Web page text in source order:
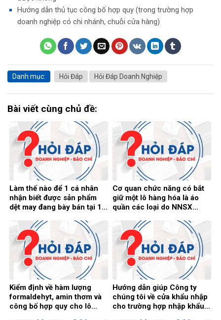
Hướng dẫn thủ tục công bố hợp quy (trong trường hợp
doanh nghiệp có chi nhánh, chuỗi cửa hàng)
Danh mục: Hỏi Đáp Hỏi Đáp Doanh Nghiệp
Bài viết cùng chủ đề:
Làm thế nào để 1 cá nhân
nhận biết được sản phẩm
dệt may đang bày bán tại 1
đươc phép đưa ra thị trường
Việt Nam
Cơ quan chức năng có bắt
giữ một lô hàng hóa là áo
quần các loại do NNSX
chứng minh nguồn gốc xuất
xứ
Kiểm định về hàm lượng
formaldehyt, amin thơm và
công bố hợp quy cho lô
Hướng dẫn giúp Công ty
chúng tôi về cửa khẩu nhập
cho trường hợp nhập khẩu